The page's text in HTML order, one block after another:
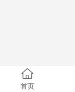
首页